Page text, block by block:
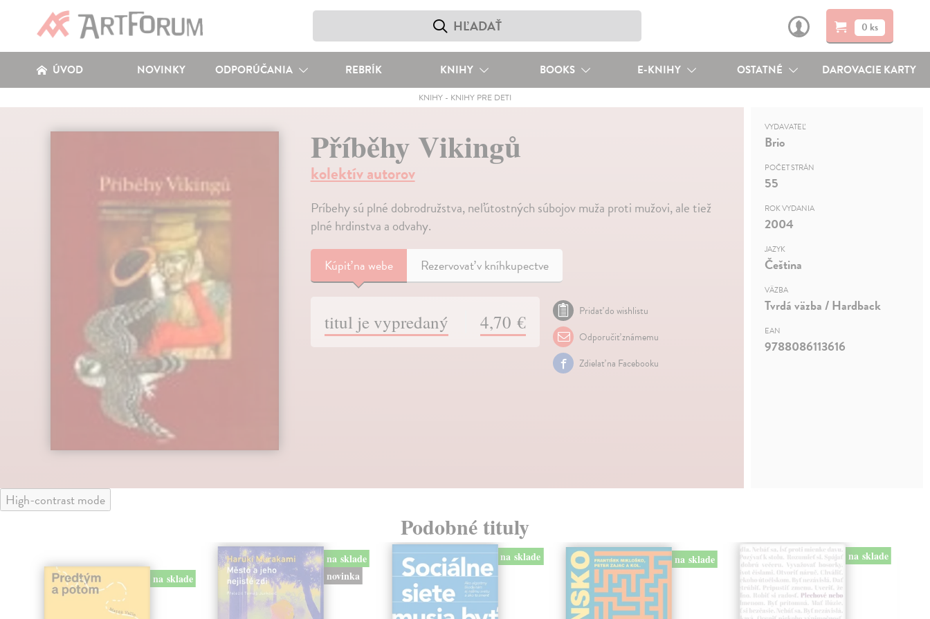
0 ks
ÚVOD NOVINKY ODPORÚČANIA REBRÍK KNIHY BOOKS E-KNIHY OSTATNÉ DAROVACIE KARTY
KNIHY- KNIHY PRE DETI
Příběhy Vikingů
kolektív autorov
Príbehy sú plné dobrodružstva, neľútostných súbojov muža proti mužovi, ale tiež
plné hrdinstva a odvahy.
Kúpiťna webe Rezervovať v kníhkupectve
titul je vypredaný 4,70 €
Pridať do wishlistu
Odporučiť známemu
Zdielať na Facebooku
VYDAVATEĽ
Brio
POČET STRÁN
55
ROK VYDANIA
2004
JAZYK
Čeština
VÄZBA
Tvrdá väzba / Hardback
EAN
9788086113616
High-contrast mode
Podobné tituly
na sklade
na sklade
novinka
na sklade na sklade na sklade